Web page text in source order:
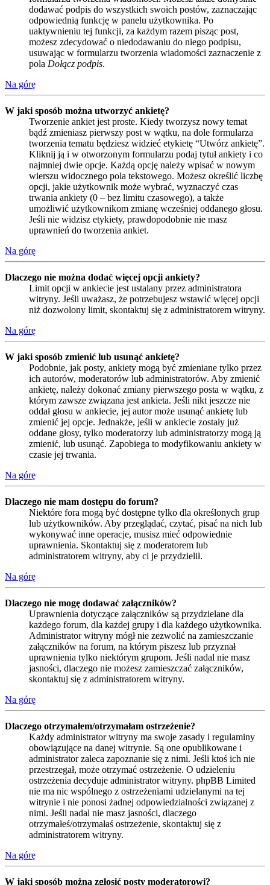
dodawać podpis do wszystkich swoich postów, zaznaczając
odpowiednią funkcję w panelu użytkownika. Po
uaktywnieniu tej funkcji, za każdym razem pisząc post,
możesz zdecydować o niedodawaniu do niego podpisu,
usuwając w formularzu tworzenia wiadomości zaznaczenie z
pola Dołącz podpis.
Na górę
W jaki sposób można utworzyć ankietę?
Tworzenie ankiet jest proste. Kiedy tworzysz nowy temat
bądź zmieniasz pierwszy post w wątku, na dole formularza
tworzenia tematu będziesz widzieć etykietę “Utwórz ankietę”.
Kliknij ją i w otworzonym formularzu podaj tytuł ankiety i co
najmniej dwie opcje. Każdą opcję należy wpisać w nowym
wierszu widocznego pola tekstowego. Możesz określić liczbę
opcji, jakie użytkownik może wybrać, wyznaczyć czas
trwania ankiety (0 – bez limitu czasowego), a także
umożliwić użytkownikom zmianę wcześniej oddanego głosu.
Jeśli nie widzisz etykiety, prawdopodobnie nie masz
uprawnień do tworzenia ankiet.
Na górę
Dlaczego nie można dodać więcej opcji ankiety?
Limit opcji w ankiecie jest ustalany przez administratora
witryny. Jeśli uważasz, że potrzebujesz wstawić więcej opcji
niż dozwolony limit, skontaktuj się z administratorem witryny.
Na górę
W jaki sposób zmienić lub usunąć ankietę?
Podobnie, jak posty, ankiety mogą być zmieniane tylko przez
ich autorów, moderatorów lub administratorów. Aby zmienić
ankietę, należy dokonać zmiany pierwszego posta w wątku, z
którym zawsze związana jest ankieta. Jeśli nikt jeszcze nie
oddał głosu w ankiecie, jej autor może usunąć ankietę lub
zmienić jej opcje. Jednakże, jeśli w ankiecie zostały już
oddane głosy, tylko moderatorzy lub administratorzy mogą ją
zmienić, lub usunąć. Zapobiega to modyfikowaniu ankiety w
czasie jej trwania.
Na górę
Dlaczego nie mam dostępu do forum?
Niektóre fora mogą być dostępne tylko dla określonych grup
lub użytkowników. Aby przeglądać, czytać, pisać na nich lub
wykonywać inne operacje, musisz mieć odpowiednie
uprawnienia. Skontaktuj się z moderatorem lub
administratorem witryny, aby ci je przydzielił.
Na górę
Dlaczego nie mogę dodawać załączników?
Uprawnienia dotyczące załączników są przydzielane dla
każdego forum, dla każdej grupy i dla każdego użytkownika.
Administrator witryny mógł nie zezwolić na zamieszczanie
załączników na forum, na którym piszesz lub przyznał
uprawnienia tylko niektórym grupom. Jeśli nadal nie masz
jasności, dlaczego nie możesz zamieszczać załączników,
skontaktuj się z administratorem witryny.
Na górę
Dlaczego otrzymałem/otrzymałam ostrzeżenie?
Każdy administrator witryny ma swoje zasady i regulaminy
obowiązujące na danej witrynie. Są one opublikowane i
administrator zaleca zapoznanie się z nimi. Jeśli ktoś ich nie
przestrzegał, może otrzymać ostrzeżenie. O udzieleniu
ostrzeżenia decyduje administrator witryny. phpBB Limited
nie ma nic wspólnego z ostrzeżeniami udzielanymi na tej
witrynie i nie ponosi żadnej odpowiedzialności związanej z
nimi. Jeśli nadal nie masz jasności, dlaczego
otrzymałeś/otrzymałaś ostrzeżenie, skontaktuj się z
administratorem witryny.
Na górę
W jaki sposób można zgłosić posty moderatorowi?